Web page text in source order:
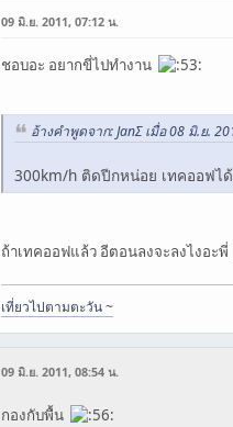
09 มิ.ย. 2011, 07:12 น.
ชอบอะ อยากขี่ไปทำงาน
อ้างคำพูดจาก: JanΣ เมื่อ 08 มิ.ย.
300km/h ติดปีกหน่อย เทคออฟได้
ถ้าเทคออฟแล้ว อีตอนลงจะลงไงอะพี่
เที่ยวไปตามตะวัน ~
09 มิ.ย. 2011, 08:54 น.
กองกับพื้น